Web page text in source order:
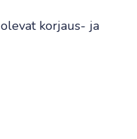
korjaus- ja